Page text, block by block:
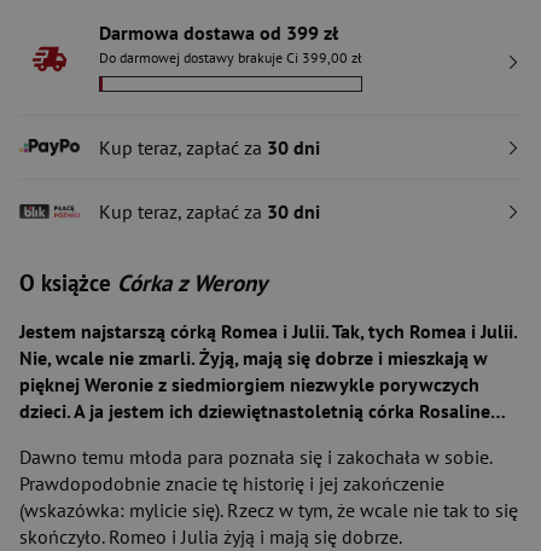
Darmowa dostawa od 399 zł
Do darmowej dostawy brakuje Ci 399,00 zł
Kup teraz, zapłać za 30 dni
Kup teraz, zapłać za 30 dni
O książce Córka z Werony
Jestem najstarszą córką Romea i Julii. Tak, tych Romea i Julii.
Nie, wcale nie zmarli. Żyją, mają się dobrze i mieszkają w
pięknej Weronie z siedmiorgiem niezwykle porywczych
dzieci. A ja jestem ich dziewiętnastoletnią córka Rosaline…
Dawno temu młoda para poznała się i zakochała w sobie.
Prawdopodobnie znacie tę historię i jej zakończenie
(wskazówka: mylicie się). Rzecz w tym, że wcale nie tak to się
skończyło. Romeo i Julia żyją i mają się dobrze.